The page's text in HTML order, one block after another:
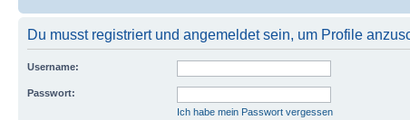
Du musst registriert und angemeldet sein, um Profile
Username:
Passwort:
Ich habe mein Passwort vergessen